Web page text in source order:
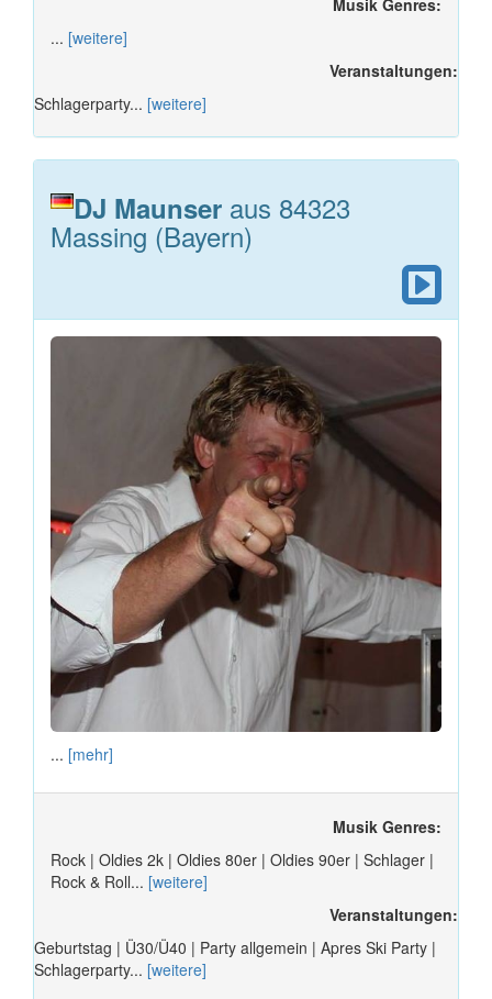
... [weitere]
Veranstaltungen:
Schlagerparty... [weitere]
DJ Maunser aus 84323
Massing (Bayern)
... [mehr]
Musik Genres:
Rock | Oldies 2k | Oldies 80er | Oldies 90er | Schlager |
Rock & Roll... [weitere]
Veranstaltungen:
Geburtstag | Ü30/Ü40 | Party allgemein | Apres Ski Party |
Schlagerparty... [weitere]